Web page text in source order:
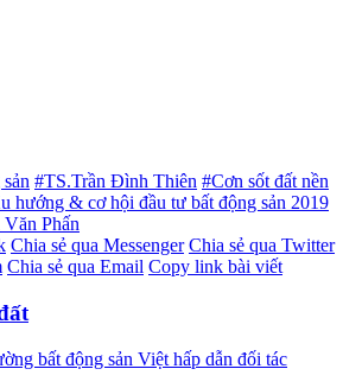
#TS.Trần Đình Thiên #Cơn sốt đất nền
hướng & cơ hội đầu tư bất động sản 2019
Phấn
Chia sẻ qua Messenger Chia sẻ qua Twitter
Chia sẻ qua Email Copy link bài viết